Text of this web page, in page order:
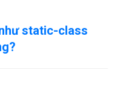
static-class